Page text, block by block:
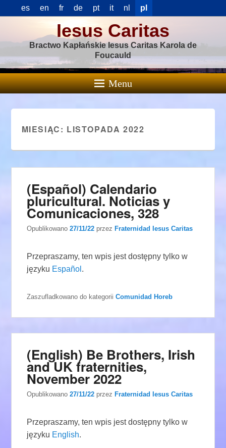
es en fr de pt it nl pl
Iesus Caritas
Bractwo Kapłańskie Iesus Caritas Karola de
Foucauld
Menu
MIESIĄC: LISTOPADA 2022
(Español) Calendario
pluricultural. Noticias y
Comunicaciones, 328
Opublikowano27/11/22 przez Fraternidad Iesus Caritas
Przepraszamy, ten wpis jest dostępny tylko w
języku Español .
Zaszufladkowano do kategorii Comunidad Horeb
(English) Be Brothers, Irish
and UK fraternities,
November 2022
Opublikowano27/11/22 przezFraternidad Iesus Caritas
Przepraszamy, ten wpis jest dostępny tylko w
języku English.